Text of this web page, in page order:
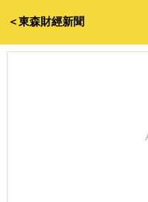
＜東森財經新聞